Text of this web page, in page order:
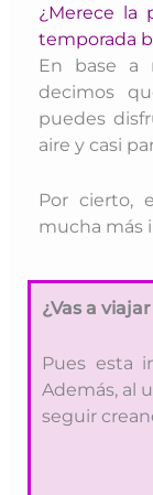
¿Merece la
temporada
En base a
decimos
puedes
aire y casi
Por cierto,
mucha más
¿Vas a
Pues esta
Además, al
seguir